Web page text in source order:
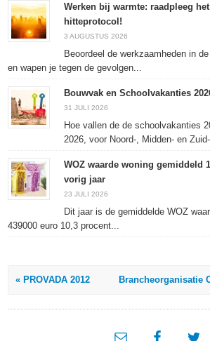
een
nieuw
venster
geopend)
een
nieuw
venster
geopend)
een
nieuw
venster
geopend)
nieuw
Werken bij warmte: raadpleeg
hitteprotocol!
3 AUGUSTUS 2026
Beoordeel de werkzaamheden in
en wapen je tegen de gevolgen...
Bouwvak en Schoolvakanties
31 JULI 2026
Hoe vallen de de schoolvakanties
2026, voor Noord-, Midden- en
WOZ waarde woning gemiddeld
vorig jaar
23 JULI 2026
Dit jaar is de gemiddelde WOZ
439000 euro 10,3 procent...
« PROVADA 2012 Brancheorganisatie